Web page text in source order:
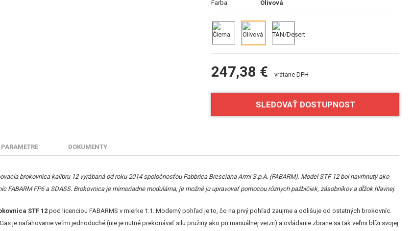
Farba
Olivová
247,38 € vrátane DPH
SLEDOVAŤ DOSTUPNOST
PARAMETRE DOKUMENTY
brokovnica kalibru 12 vyrábaná od roku 2014 spoločnosťou Fabbrica Bresciana Armi S.p.A. (FABARM). Model STF 12 bol navrhnutý ako
FABARM FP6 a SDASS. Brokovnica je mimoriadne modulárna, je možné ju upravovať pomocou rôznych pažbičiek, zásobníkov a dĺžok hlavnej.
STF 12pod licenciou FABARMS v mierke 1:1. Moderný pohľad je to, čo na prvý pohľad zaujme a odlišuje od ostatných brokovníc.
je naťahovanie veľmi jednoduché (nie je nutné prekonávať silu pružiny ako pri manuálnej verzii) a ovládanie zbrane sa tak veľmi blíži svojej